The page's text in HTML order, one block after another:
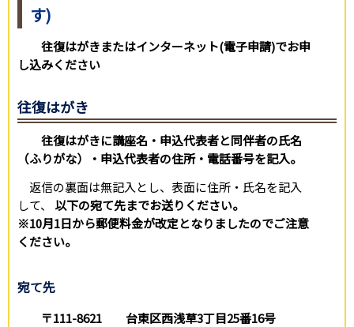
す)
往復はがきまたはインターネット(電子申請)でお申
し込みください
往復はがき
往復はがきに講座名・申込代表者と同伴者の氏名
（ふりがな）・申込代表者の住所・電話番号を記入。
返信の裏面は無記入とし、表面に住所・氏名を記入
して、 以下の宛て先までお送りください。
※10月1日から郵便料金が改定となりましたのでご注意
ください。
宛て先
〒111-8621 台東区西浅草3丁目25番16号